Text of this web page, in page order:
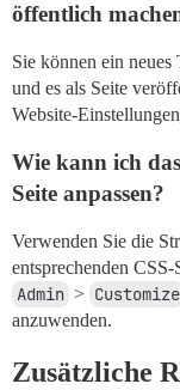
öffentlich
Sie können ein
und es als Seite
Website-
Wie kann ich
Seite anpassen?
Verwenden Sie die
entsprechenden
Admin > Customize
anzuwenden.
Zusätzliche